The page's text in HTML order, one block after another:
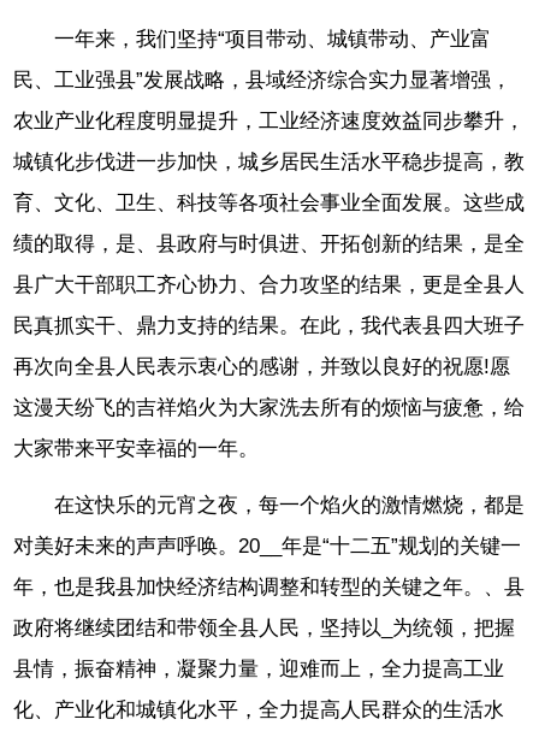
一年来，我们坚持“项目带动、城镇带动、产业富
民、工业强县”发展战略，县域经济综合实力显著增强，
农业产业化程度明显提升，工业经济速度效益同步攀升，
城镇化步伐进一步加快，城乡居民生活水平稳步提高，教
育、文化、卫生、科技等各项社会事业全面发展。这些成
绩的取得，是、县政府与时俱进、开拓创新的结果，是全
县广大干部职工齐心协力、合力攻坚的结果，更是全县人
民真抓实干、鼎力支持的结果。在此，我代表县四大班子
再次向全县人民表示衷心的感谢，并致以良好的祝愿!愿
这漫天纷飞的吉祥焰火为大家洗去所有的烦恼与疲惫，给
大家带来平安幸福的一年。
在这快乐的元宵之夜，每一个焰火的激情燃烧，都是
对美好未来的声声呼唤。20__年是“十二五”规划的关键一
年，也是我县加快经济结构调整和转型的关键之年。、县
政府将继续团结和带领全县人民，坚持以_为统领，把握
县情，振奋精神，凝聚力量，迎难而上，全力提高工业
化、产业化和城镇化水平，全力提高人民群众的生活水